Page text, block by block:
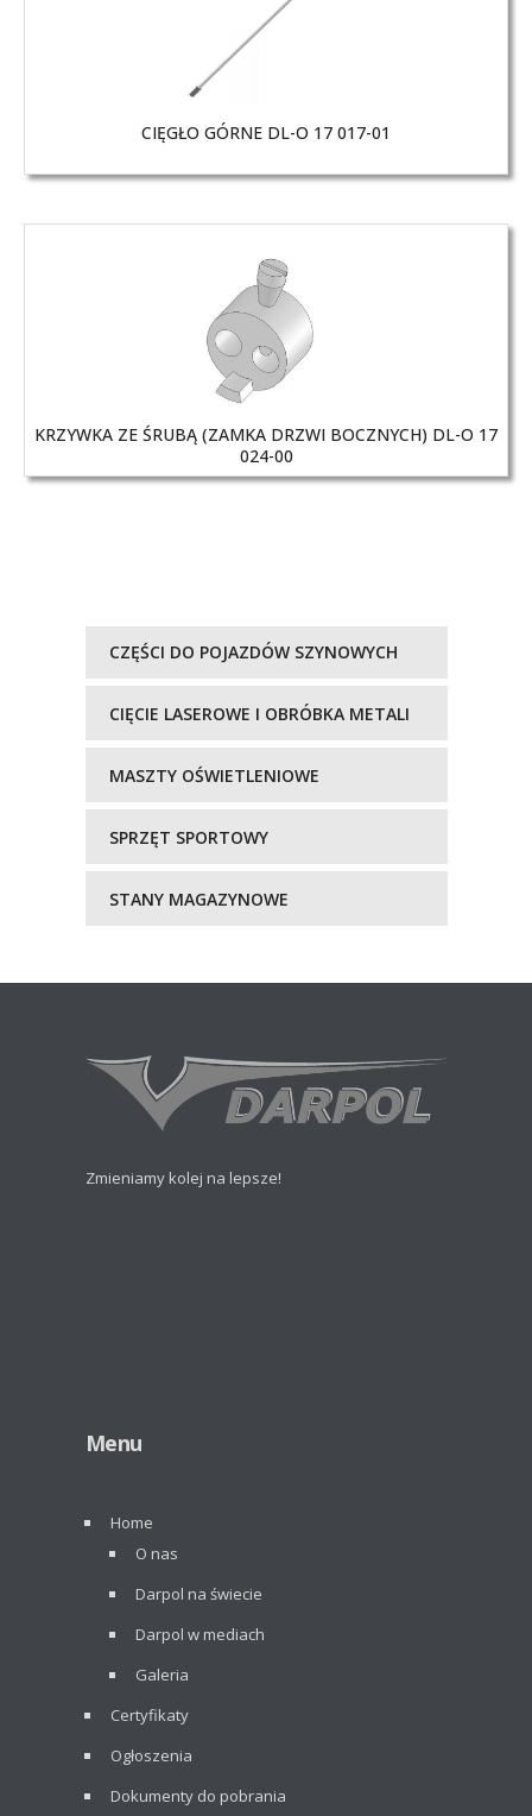
CIĘGŁO GÓRNE DL-O 17 017-01
KRZYWKA ZE ŚRUBĄ (ZAMKA DRZWI BOCZNYCH) DL-O 17
024-00
CZĘŚCI DO POJAZDÓW SZYNOWYCH
CIĘCIE LASEROWE I OBRÓBKA METALI
MASZTY OŚWIETLENIOWE
SPRZĘT SPORTOWY
STANY MAGAZYNOWE
Zmieniamy kolej na lepsze!
Menu
Home
O nas
Darpol na świecie
Darpol w mediach
Galeria
Certyfikaty
Ogłoszenia
Dokumenty do pobrania